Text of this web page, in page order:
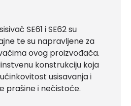
SE61 i SE62 su
te su napravljene za
ovog proizvođača.
konstrukciju koja
usisavanja i
prašine i nečistoće.